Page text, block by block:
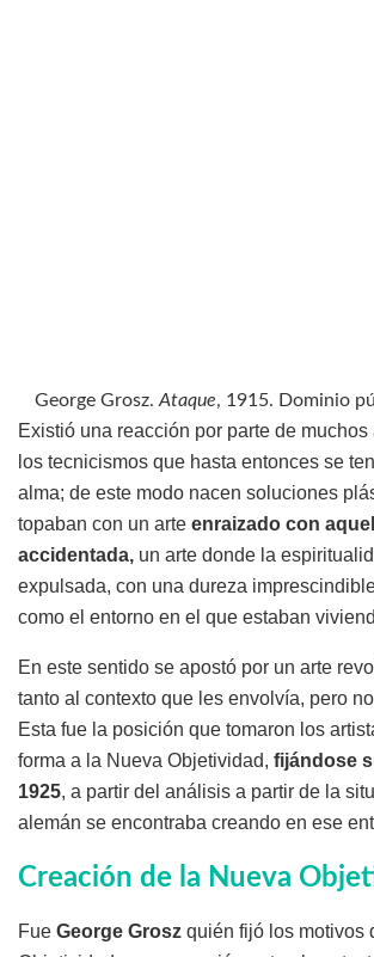
George Grosz. Ataque, 1915. Dominio
Existió una reacción por parte de
los tecnicismos que hasta entonces se
alma; de este modo nacen soluciones
topaban con un arte enraizado con
accidentada, un arte donde la
expulsada, con una dureza
como el entorno en el que estaban
En este sentido se apostó por un arte
tanto al contexto que les envolvía, pero
Esta fue la posición que tomaron los
forma a la Nueva Objetividad, fijándose
1925, a partir del análisis a partir de la
alemán se encontraba creando en ese
Creación de la Nueva
Fue George Grosz quién fijó los motivos